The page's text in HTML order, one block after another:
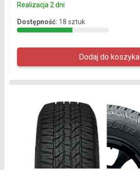
Realizacja 2 dni
Dostępność: 18 sztuk